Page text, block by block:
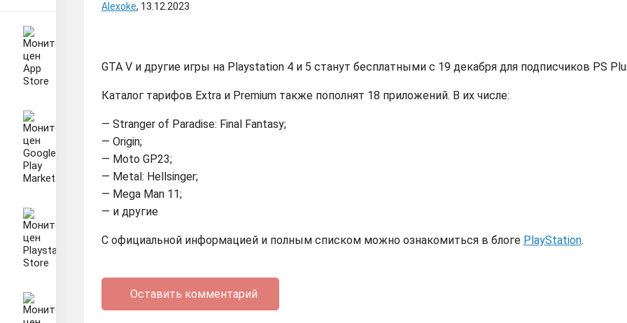
Alexoke, 13.12.2023
GTA V и другие игры на Playstation 4 и 5 станут бесплатными с 19 декабря для подписчиков PS
Каталог тарифов Extra и Premium также пополнят 18 приложений. В их числе:
— Stranger of Paradise: Final Fantasy;
— Origin;
— Moto GP23;
— Metal: Hellsinger;
— Mega Man 11;
— и другие
С официальной информацией и полным списком можно ознакомиться в блоге PlayStation.
Оставить комментарий